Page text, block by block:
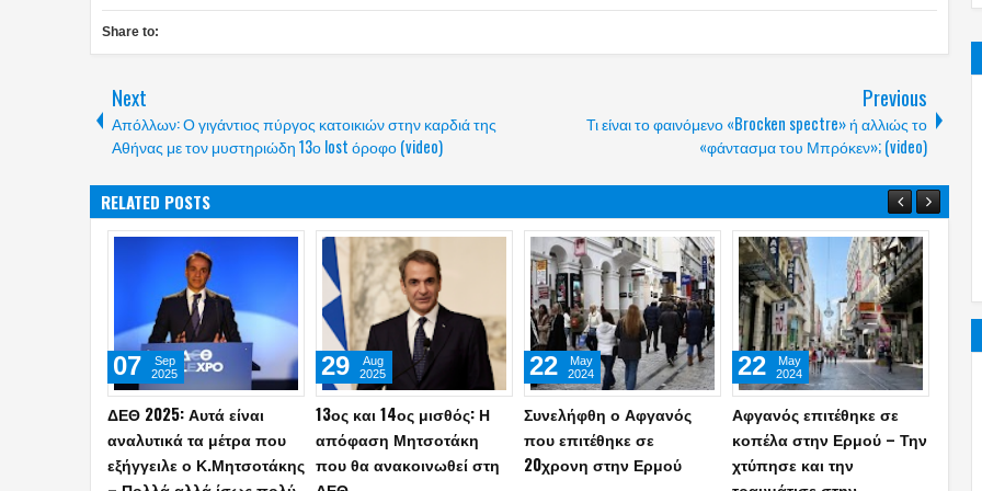
Share to:
Next
Απόλλων: Ο γιγάντιος πύργος κατοικιών στην καρδιά της
Αθήνας με τον μυστηριώδη 13ο lost όροφο (video)
Previous
Τι είναι το φαινόμενο «Brocken spectre» ή αλλιώς το
«φάντασμα του Μπρόκεν»; (video)
RELATED POSTS
Ούτε τώρα, ούτε το 2027:
Οριστική η απόφαση του
Κυριάκου Μητσοτάκη για
10
Apr
2026
Μητσοτάκης: Στα 920
ευρώ ο κατώτατος μισθός
- Μηνιαία αύξηση 40
26
Mar
2026
Πέταξε το «μπαλάκι» στο
Ν.Δένδια ο Κ.Μητσοτάκης
για το Μνημείο του
12
Oct
2025
Αντί να επιστρέψουν ο
13ος και ο 14ος μισθός
πήγε στη ΝΔ αυτός που
17
Sep
2025
ΔΕΘ